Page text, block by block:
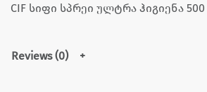
CIF სიფი სპრეი ულტრა ჰიგიენა
Reviews (0)